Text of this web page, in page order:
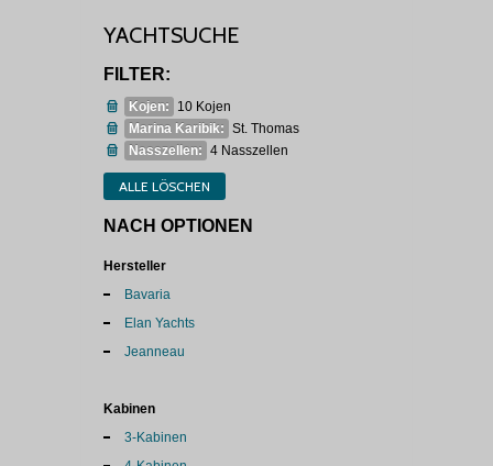
YACHTSUCHE
FILTER:
Kojen:
10 Kojen
Marina Karibik: St. Thomas
Nasszellen: 4 Nasszellen
ALLE LÖSCHEN
NACH OPTIONEN
Hersteller
Bavaria
Elan Yachts
Jeanneau
Kabinen
3-Kabinen